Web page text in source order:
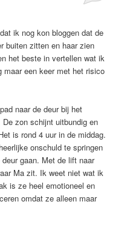
ik nog kon bloggen dat de
buiten zitten en haar zien
het beste in vertellen wat ik
een keer met het risico
naar de deur bij het
zon schijnt uitbundig en
is rond 4 uur in de middag.
onschuld te springen
deur gaan. Met de lift naar
Ma zit. Ik weet niet wat ik
is ze heel emotioneel en
omdat ze alleen maar